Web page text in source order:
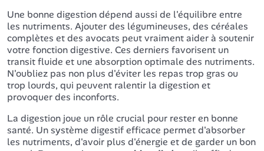
Une bonne digestion dépend aussi de l'équilibre entre
les nutriments. Ajouter des légumineuses, des céréales
complètes et des avocats peut vraiment aider à soutenir
votre fonction digestive. Ces derniers favorisent un
transit fluide et une absorption optimale des nutriments.
N'oubliez pas non plus d'éviter les repas trop gras ou
trop lourds, qui peuvent ralentir la digestion et
provoquer des inconforts.
La digestion joue un rôle crucial pour rester en bonne
santé. Un système digestif efficace permet d'absorber
les nutriments, d'avoir plus d'énergie et de garder un bon